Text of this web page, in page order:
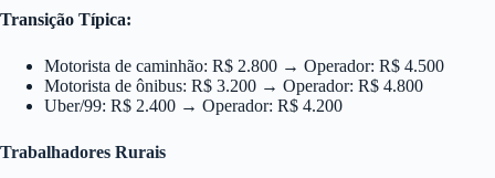
Transição Típica:
Motorista de caminhão: R$ 2.800 → Operador: R$ 4.500
Motorista de ônibus: R$ 3.200 → Operador: R$ 4.800
Uber/99: R$ 2.400 → Operador: R$ 4.200
Trabalhadores Rurais